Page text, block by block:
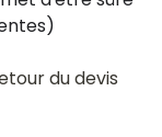
du devis